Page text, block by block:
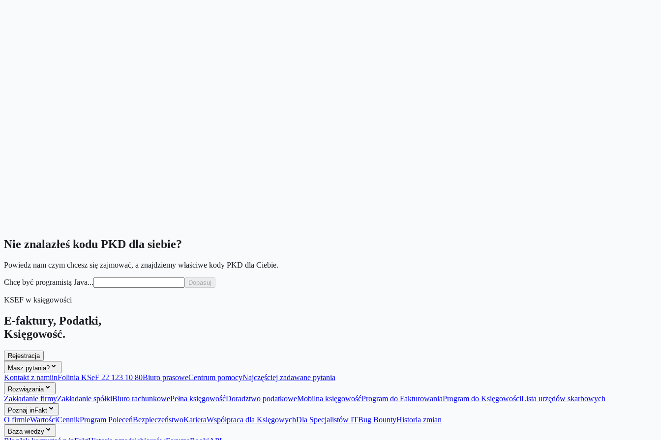
Umów konsultację Załóż firmę
Nie znalazłeś kodu PKD dla siebie?
Powiedz nam czym chcesz się zajmować, a znajdziemy właściwe kody PKD dla Ciebie.
Chcę być programistą Java... Dopasuj
KSEF w księgowości
E-faktury, Podatki,
Księgowość.
Rejestracja
Masz pytania?
Kontakt z namiinFolinia KSeF 22 123 10 80Biuro prasoweCentrum pomocyNajczęściej zadawane pytania
Rozwiązania
Zakładanie firmyZakładanie spółkiBiuro rachunkowePełna księgowośćDoradztwo podatkoweMobilna księgowośćProgram do FakturowaniaProgram do KsięgowościLista urzędów skarbowych
Poznaj inFakt
O firmieWartościCennikProgram PoleceńBezpieczeństwoKarieraWspółpraca dla KsięgowychDla Specjalistów ITBug BountyHistoria zmian
Baza wiedzy